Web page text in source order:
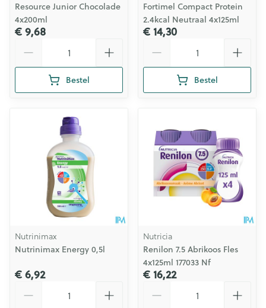
Resource Junior Chocolade
4x200ml
€ 9,68
Bestel
Fortimel Compact Protein
2.4kcal Neutraal 4x125ml
€ 14,30
Bestel
Nutrinimax
Nutrinimax Energy 0,5l
€ 6,92
Nutricia
Renilon 7.5 Abrikoos Fles
4x125ml 177033 Nf
€ 16,22